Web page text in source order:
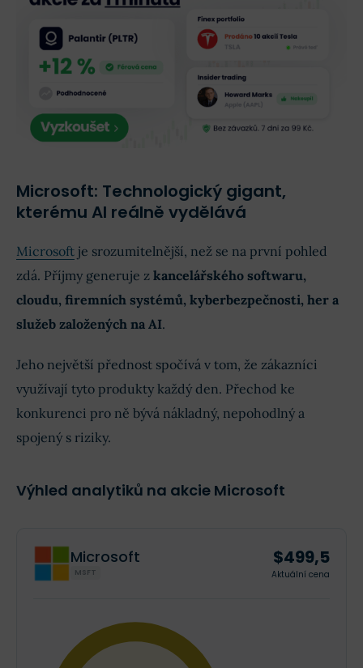
Microsoft: Technologický gigant,
kterému AI reálně vydělává
Microsoft je srozumitelnější, než se na první pohled
zdá. Příjmy generuje z kancelářského softwaru,
cloudu, firemních systémů, kyberbezpečnosti, her a
služeb založených na AI.
Jeho největší přednost spočívá v tom, že zákazníci
využívají tyto produkty každý den. Přechod ke
konkurenci pro ně bývá nákladný, nepohodlný a
spojený s riziky.
Výhled analytiků na akcie Microsoft
Microsoft
MSFT
$499,5
Aktuální cena